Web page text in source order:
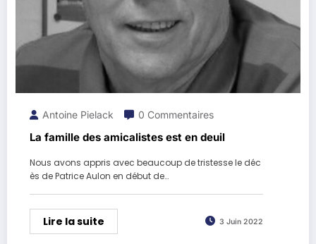
Antoine Pielack 0 Commentaires
La famille des amicalistes est en deuil
Nous avons appris avec beaucoup de tristesse le déc
ès de Patrice Aulon en début de…
Lire la suite 3 Juin 2022